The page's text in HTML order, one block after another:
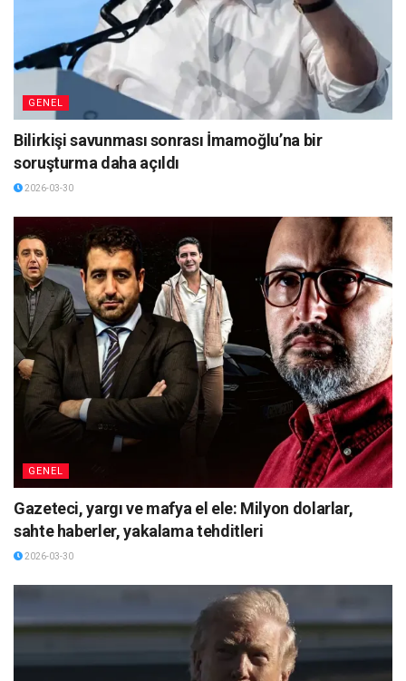
GENEL
Bilirkişi savunması sonrası İmamoğlu’na bir
soruşturma daha açıldı
2026-03-30
GENEL
Gazeteci, yargı ve mafya el ele: Milyon dolarlar,
sahte haberler, yakalama tehditleri
2026-03-30